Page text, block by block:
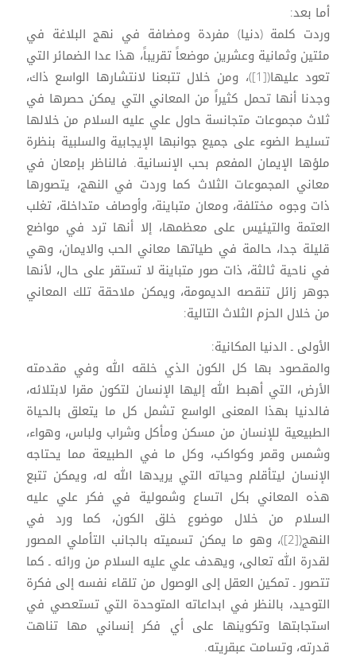
أما بعد:
وردت كلمة (دنيا) مفردة ومضافة في نهج البلاغة في
مئتين وثمانية وعشرين موضعاً تقريباً، هذا عدا الضمائر التي
تعود عليها([1])، ومن خلال تتبعنا لانتشارها الواسع ذاك،
وجدنا أنها تحمل كثيراً من المعاني التي يمكن حصرها في
ثلاث مجموعات متجانسة حاول علي عليه السلام من خلالها
تسليط الضوء على جميع جوانبها الإيجابية والسلبية بنظرة
ملؤها الإيمان المفعم بحب الإنسانية. فالناظر بإمعان في
معاني المجموعات الثلاث كما وردت في النهج، يتصورها
ذات وجوه مختلفة، ومعان متباينة، وأوصاف متداخلة، تغلب
العتمة والتيئيس على معظمها، إلا أنها ترد في مواضع
قليلة جدا، حالمة في طياتها معاني الحب والايمان، وهي
في ناحية ثالثة، ذات صور متباينة لا تستقر على حال، لأنها
جوهر زائل تنقصه الديمومة، ويمكن ملاحقة تلك المعاني
من خلال الحزم الثلاث التالية:
الأولى ـ الدنيا المكانية:
والمقصود بها كل الكون الذي خلقه الله وفي مقدمته
الأرض، التي أهبط الله إليها الإنسان لتكون مقرا لابتلائه،
فالدنيا بهذا المعنى الواسع تشمل كل ما يتعلق بالحياة
الطبيعية للإنسان من مسكن ومأكل وشراب ولباس، وهواء،
وشمس وقمر وكواكب، وكل ما في الطبيعة مما يحتاجه
الإنسان ليتأقلم وحياته التي يريدها الله له، ويمكن تتبع
هذه المعاني بكل اتساع وشمولية في فكر علي عليه
السلام من خلال موضوع خلق الكون، كما ورد في
النهج([2])، وهو ما يمكن تسميته بالجانب التأملي المصور
لقدرة الله تعالى، ويهدف علي عليه السلام من ورائه ـ كما
تتصور ـ تمكين العقل إلى الوصول من تلقاء نفسه إلى فكرة
التوحيد، بالنظر في ابداعاته المتوحدة التي تستعصي في
استجابتها وتكوينها على أي فكر إنساني مها تناهت
قدرته، وتسامت عبقريته.